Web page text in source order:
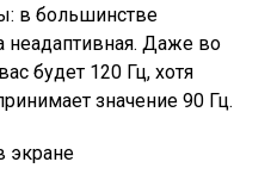
в большинстве
неадаптивная. Даже во
будет 120 Гц, хотя
значение 90 Гц.